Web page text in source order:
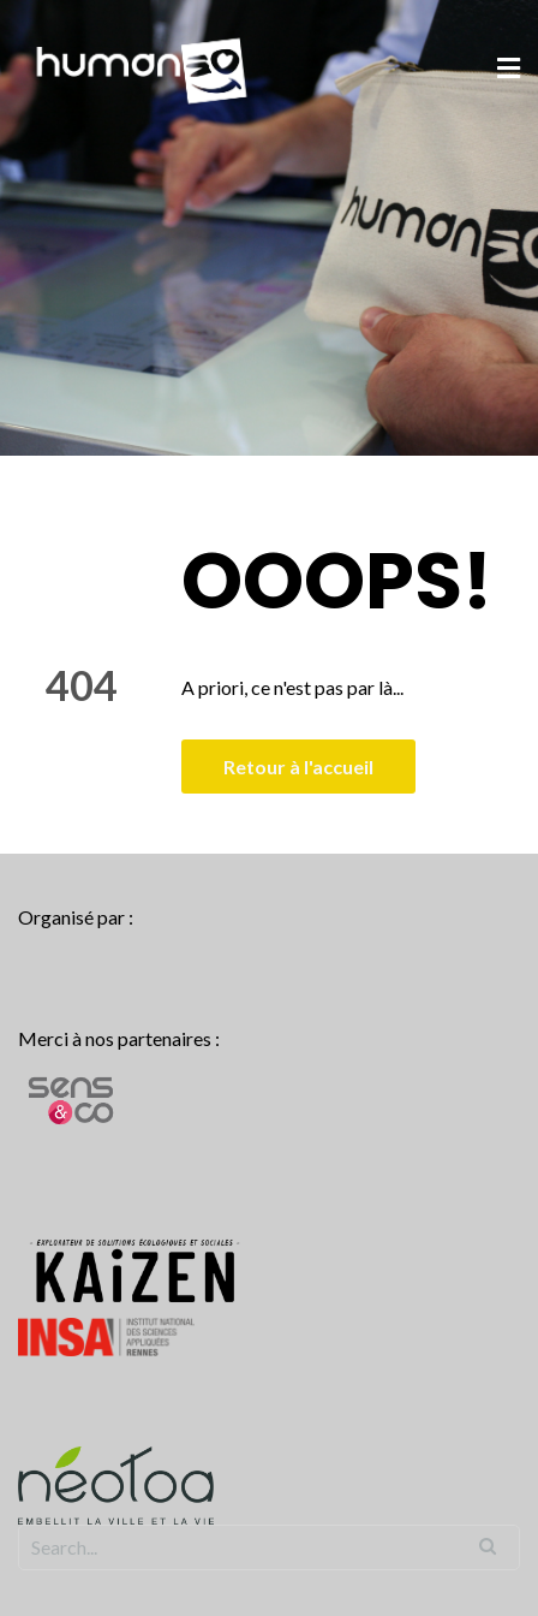
404
OOOPS!
A priori, ce n'est pas par là...
Retour à l'accueil
Organisé par :
Merci à nos partenaires :